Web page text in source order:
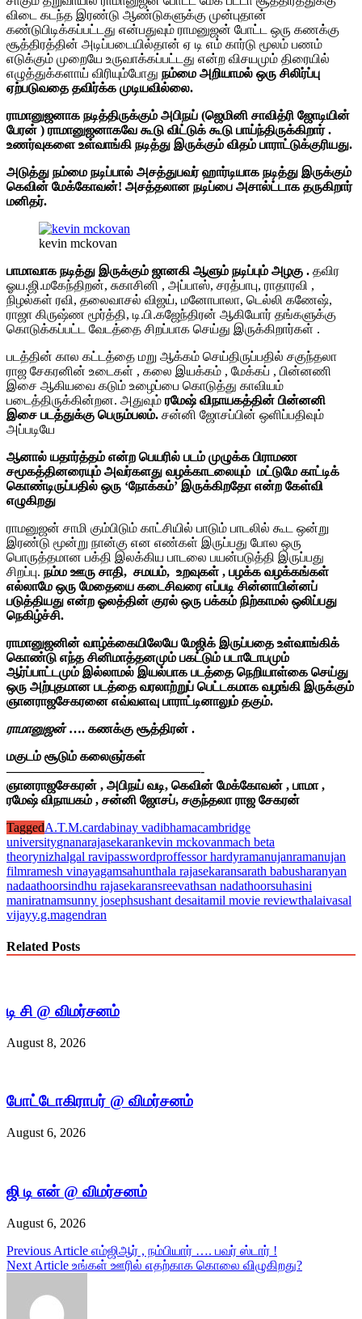
விடை கடந்த இரண்டு ஆண்டுகளுக்கு முன்புதான்
கண்டுபிடிக்கப்பட்டது என்பதுவும் ராமனுஜன் போட்ட ஒரு கணக்கு
சூத்திரத்தின் அடிப்படையில்தான் ஏ டி எம் கார்டு மூலம் பணம்
எடுக்கும் முறையே உருவாக்கப்பட்டது என்ற விசயமும் திரையில்
எழுத்துக்களாய் விரியும்போது நம்மை அறியாமல் ஒரு சிலிர்ப்பு
ஏற்படுவதை தவிர்க்க முடியவில்லை.
ராமானுஜனாக நடித்திருக்கும் அபிநய் (ஜெமினி சாவித்ரி ஜோடியின்
பேரன் ) ராமானுஜனாகவே கூடு விட்டுக் கூடு பாய்ந்திருக்கிறார் .
உணர்வுகளை உள்வாங்கி நடித்து இருக்கும் விதம் பாராட்டுக்குரியது.
அடுத்து நம்மை நடிப்பால் அசத்துபவர் ஹார்டியாக நடித்து இருக்கும்
கெவின் மேக்கோவன்! அசத்தலான நடிப்பை அசால்ட்டாக தருகிறார்
மனிதர்.
kevin mckovan
பாமாவாக நடித்து இருக்கும் ஜானகி ஆளும் நடிப்பும் அழகு . தவிர
ஓய.ஜி.மகேந்திறன், சுகாசினி , அப்பாஸ், சரத்பாபு, ராதாரவி ,
நிழல்கள் ரவி, தலைவாசல் விஜய், மனோபாலா, டெல்லி கணேஷ்,
ராஜா கிருஷ்ண மூர்த்தி, டி.பி.கஜேந்திரன் ஆகியோர் தங்களுக்கு
கொடுக்கப்பட்ட வேடத்தை சிறப்பாக செய்து இருக்கிறார்கள் .
படத்தின் கால கட்டத்தை மறு ஆக்கம் செய்திருப்பதில் சகுந்தலா
ராஜ சேகரனின் உடைகள் , கலை இயக்கம் , மேக்கப் , பின்னணி
இசை ஆகியவை கடும் உழைப்பை கொடுத்து காவியம்
படைத்திருக்கின்றன. அதுவும் ரமேஷ் விநாயகத்தின் பின்னனி
இசை படத்துக்கு பெரும்பலம். சன்னி ஜோசப்பின் ஒளிப்பதிவும்
அப்படியே
ஆனால் யதார்த்தம் என்ற பெயரில் படம் முழுக்க பிராமண
சமூகத்தினரையும் அவர்களது வழக்காடலையும் மட்டுமே காட்டிக்
கொண்டிருப்பதில் ஒரு ‘நோக்கம்’ இருக்கிறதோ என்ற கேள்வி
எழுகிறது
ராமனுஜன் சாமி கும்பிடும் காட்சியில் பாடும் பாடலில் கூட ஒன்று
இரண்டு மூன்று நான்கு என எண்கள் இருப்பது போல ஒரு
பொருத்தமான பக்தி இலக்கிய பாடலை பயன்படுத்தி இருப்பது
சிறப்பு. நம்ம ஊரு சாதி, சமயம், உறவுகள் , பழக்க வழக்கங்கள்
எல்லாமே ஒரு மேதையை கடைசிவரை எப்படி சின்னாபின்னப்
படுத்தியது என்ற ஓலத்தின் குரல் ஒரு பக்கம் நிற்காமல் ஒலிப்பது
நெகிழ்ச்சி.
ராமானுஜனின் வாழ்க்கையிலேயே மேஜிக் இருப்பதை உள்வாங்கிக்
கொண்டு எந்த சினிமாத்தனமும் பகட்டும் படாடோபமும்
ஆர்ப்பாட்டமும் இல்லாமல் இயல்பாக படத்தை நெறியாள்கை செய்து
ஒரு அற்புதமான படத்தை வரலாற்றுப் பெட்டகமாக வழங்கி இருக்கும்
ஞானராஜசேகரனை எவ்வளவு பாராட்டினாலும் தகும்.
ராமானுஜன்…. கணக்கு சூத்திரன் .
மகுடம் சூடும் கலைஞர்கள்
———————————————-
ஞானராஜசேகரன் , அபிநய் வடி, கெவின் மேக்கோவன் , பாமா ,
ரமேஷ் விநாயகம் , சன்னி ஜோசப், சகுந்தலா ராஜ சேகரன்
TaggedA.T.M.cardabinay vadibhamacambridge
universitygnanarajasekarankevin mckovanmach beta
theorynizhalgal ravipasswordproffessor hardyramanujanramanujan
filmramesh vinayagamsahunthala rajasekaransarath babusharanyan
nadaathoorsindhu rajasekaransreevathsan nadathoorsuhasini
maniratnamsunny josephsushant desaitamil movie reviewthalaivasal
vijayy.g.magendran
Related Posts
டி சி @ விமர்சனம்
August 8, 2026
போட்டோகிராபர் @ விமர்சனம்
August 6, 2026
ஜி டி என் @ விமர்சனம்
August 6, 2026
Post
navigation
Previous Article எம்ஜிஆர் , நம்பியார் …. பவர் ஸ்டார் !
Next Article உங்கள் ஊரில் எதற்காக கொலை விழுகிறது?